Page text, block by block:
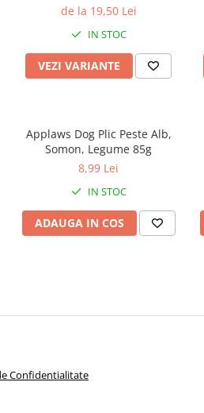
de la 19,50 Lei
IN STOC
VEZI VARIANTE
Applaws Dog Plic Peste Alb,
Somon, Legume 85g
8,99 Lei
IN STOC
ADAUGA IN COS
Confidentialitate